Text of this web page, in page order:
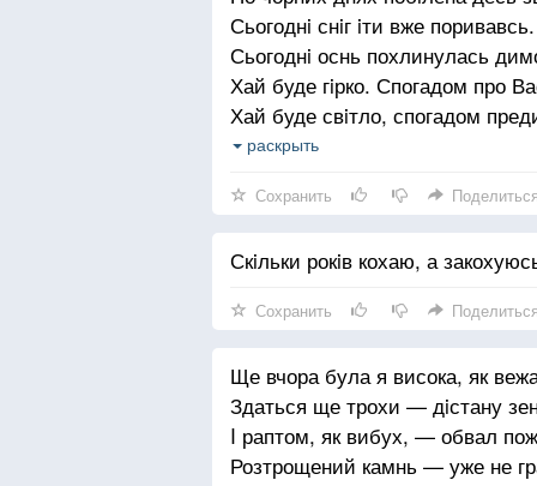
Сьогоднi снiг iти вже поривавсь.
Сьогоднi оснь похлинулась
Хай буде гiрко. Спогадом про
Хай буде свiтло, спогадом
Хай не розбудить смутку
Хай буде легко. Це був тльки сон,
Що ледь торкнувся пам'ятi
раскрыть
Сохранить Поделиться
Скiльки рокiв кохаю, а
Сохранить Поделиться
Ще вчора була я висока, як
Здаться ще трохи — дiстану
I раптом, як вибух, — обвал
Розтрощений камнь — уже не